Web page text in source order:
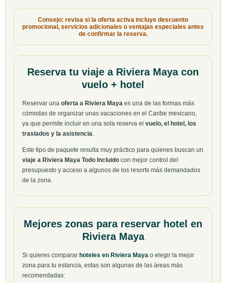
Consejo: revisa si la oferta activa incluye descuento
promocional, servicios adicionales o ventajas especiales antes
de confirmar la reserva.
Reserva tu viaje a Riviera Maya con
vuelo + hotel
Reservar una oferta a Riviera Maya es una de las formas más
cómodas de organizar unas vacaciones en el Caribe mexicano,
ya que permite incluir en una sola reserva el vuelo, el hotel, los
traslados y la asistencia.
Este tipo de paquete resulta muy práctico para quienes buscan un
viaje a Riviera Maya Todo Incluido con mejor control del
presupuesto y acceso a algunos de los resorts más demandados
de la zona.
Mejores zonas para reservar hotel en
Riviera Maya
Si quieres comparar hoteles en Riviera Maya o elegir la mejor
zona para tu estancia, estas son algunas de las áreas más
recomendadas: